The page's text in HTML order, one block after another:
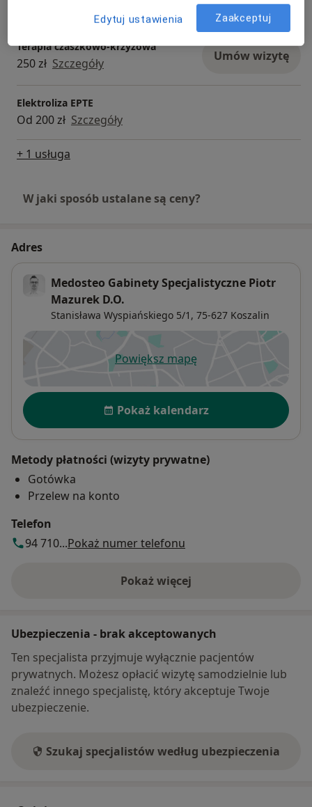
Terapia czaszkowo-krzyżowa
250 zł Szczegóły Umów wizytę
Elektroliza EPTE
Od 200 zł Szczegóły
+ 1 usługa
W jaki sposób ustalane są ceny?
Adres
Medosteo Gabinety Specjalistyczne Piotr
Mazurek D.O.
Stanisława Wyspiańskiego 5/1, 75-627 Koszalin
Powiększ mapęotwiera się w nowej karcie
Dostępność
Pokaż kalendarz
Metody płatności (wizyty prywatne)
Gotówka
Przelew na konto
Telefon
94 710...Pokaż numer telefonu
Pokaż więcej
o adresie
Ubezpieczenia - brak akceptowanych
Ten specjalista przyjmuje wyłącznie pacjentów
prywatnych. Możesz opłacić wizytę samodzielnie lub
znaleźć innego specjalistę, który akceptuje Twoje
ubezpieczenie.
Szukaj specjalistów według ubezpieczenia
Edytuj ustawienia Zaakceptuj